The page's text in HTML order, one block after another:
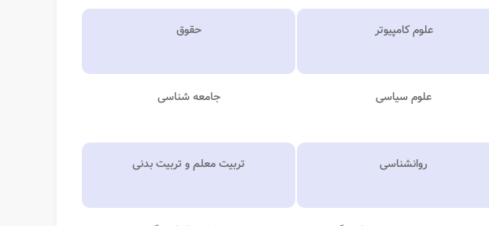
علوم کامپیوتر حقوق
علوم سیاسی جامعه شناسی
روانشناسی تربیت معلم و تربیت بدنی